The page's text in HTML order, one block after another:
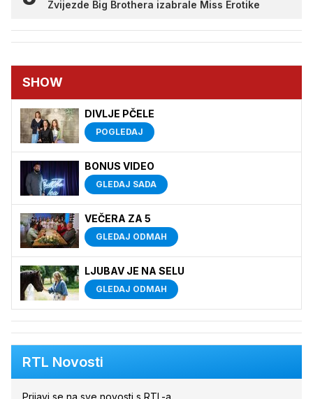
Zvijezde Big Brothera izabrale Miss Erotike
SHOW
DIVLJE PČELE
POGLEDAJ
BONUS VIDEO
GLEDAJ SADA
VEČERA ZA 5
GLEDAJ ODMAH
LJUBAV JE NA SELU
GLEDAJ ODMAH
RTL Novosti
Prijavi se na sve novosti s RTL-a.